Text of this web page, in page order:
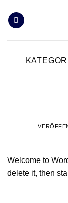
Inhalt
springen
Welcome to
delete it, then